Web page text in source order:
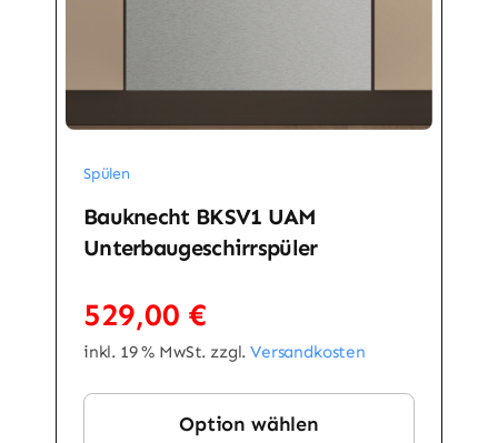
Spülen
Bauknecht BKSV1 UAM
Unterbaugeschirrspüler
529,00 €
inkl. 19 % MwSt. zzgl.Versandkosten
Option wählen